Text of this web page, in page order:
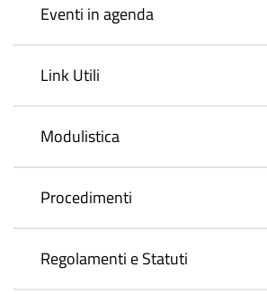
Eventi in agenda
Link Utili
Modulistica
Procedimenti
Regolamenti e Statuti